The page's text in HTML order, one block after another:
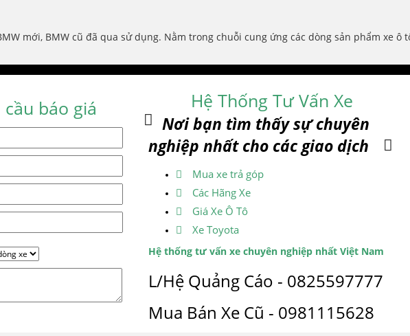
mới, BMW cũ đã qua sử dụng. Nằm trong chuỗi cung ứng các dòng sản phẩm xe ô
báo giá Hệ Thống Tư Vấn Xe
Nơi bạn tìm thấy sự chuyên
nghiệp nhất cho các giao dịch
Mua xe trả góp
Các Hãng Xe
Giá Xe Ô Tô
Xe Toyota
Hệ thống tư vấn xe chuyên nghiệp nhất Việt Nam
L/Hệ Quảng Cáo - 0825597777
Mua Bán Xe Cũ - 0981115628